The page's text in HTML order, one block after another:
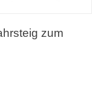
zum